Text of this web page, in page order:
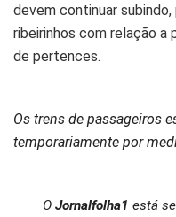
devem continuar
ribeirinhos com relação a
de pertences.
Os trens de passageiros
temporariamente por
O Jornalfolha1 está